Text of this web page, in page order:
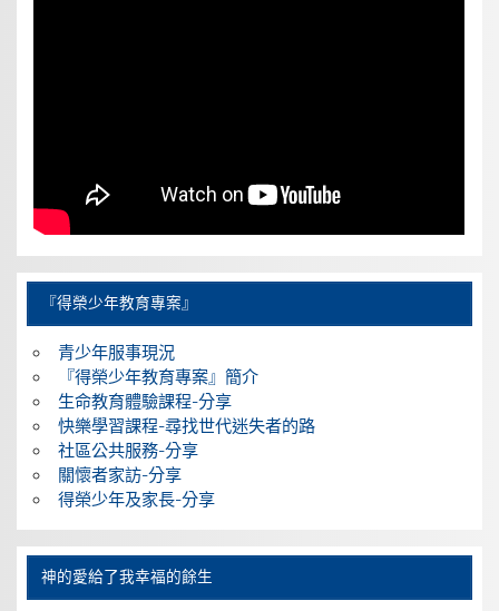
『得榮少年教育專案』
青少年服事現況
『得榮少年教育專案』簡介
生命教育體驗課程-分享
快樂學習課程-尋找世代迷失者的路
社區公共服務-分享
關懷者家訪-分享
得榮少年及家長-分享
神的愛給了我幸福的餘生